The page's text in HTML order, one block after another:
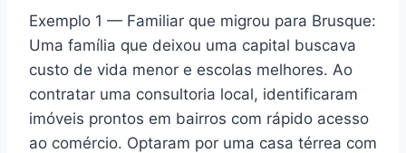
Exemplo 1 — Familiar que migrou para Brusque:
Uma família que deixou uma capital buscava
custo de vida menor e escolas melhores. Ao
contratar uma consultoria local, identificaram
imóveis prontos em bairros com rápido acesso
ao comércio. Optaram por uma casa térrea com